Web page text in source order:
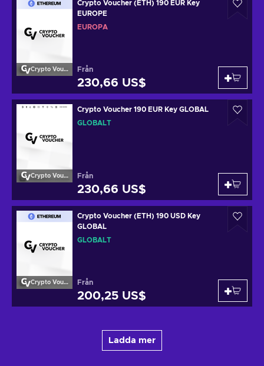
Crypto Voucher
Crypto Voucher (ETH) 190 EUR Key
EUROPE
EUROPA
Från
230,66 US$
Crypto Voucher
Crypto Voucher 190 EUR Key GLOBAL
GLOBALT
Från
230,66 US$
Crypto Voucher
Crypto Voucher (ETH) 190 USD Key
GLOBAL
GLOBALT
Från
200,25 US$
Ladda mer